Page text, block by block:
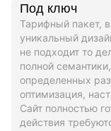
Под ключ
Тарифный пакет,
уникальный
не подходит то
полной
определенных
оптимизация,
Сайт полностью
действия